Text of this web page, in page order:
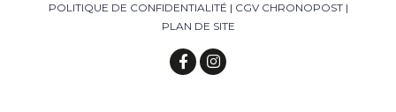
POLITIQUE DE CONFIDENTIALITÉ | CGV CHRONOPOST |
PLAN DE SITE